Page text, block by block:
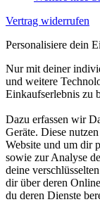
Vertrag widerrufen
Personalisiere dein
Nur mit deiner
und weitere
Einkaufserlebnis zu
Dazu erfassen wir
Geräte. Diese
Website und um dir
sowie zur Analyse
deine
dir über deren
du deren Dienste